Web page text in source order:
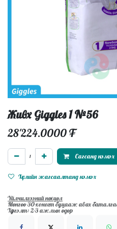
Живх Giggles 1 №56
28'224.0000₮
Сагсанд нэмэх
Хүслийн жагсаалтанд нэмэх
Үйлчилгээний нөхцөл
Мөнгөө 30-хоногт буцааж авах
Хүргэлт: 2-3 ажлын өдөр